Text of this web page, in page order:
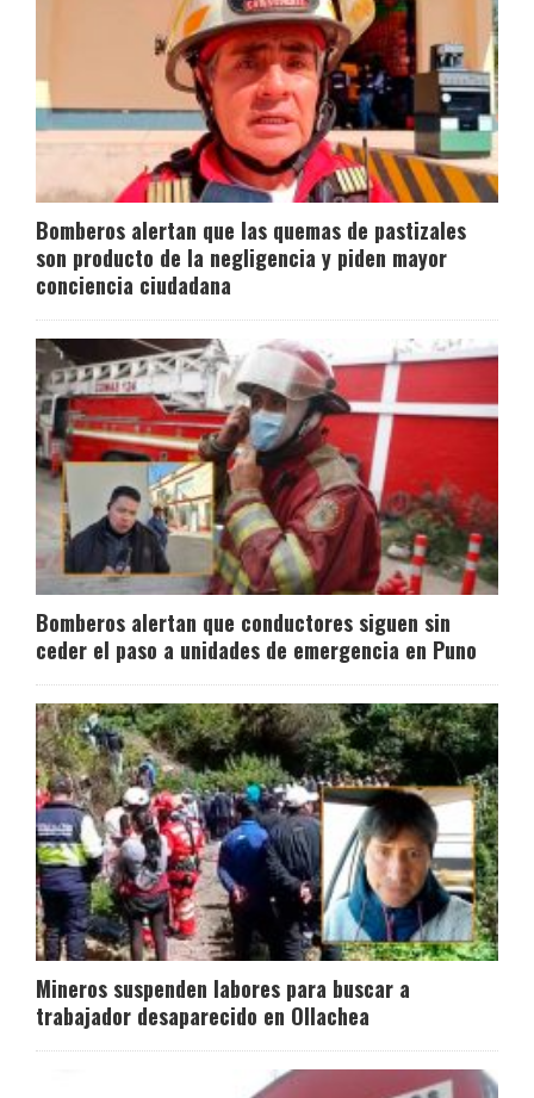
Bomberos alertan que las quemas de pastizales
son producto de la negligencia y piden mayor
conciencia ciudadana
Bomberos alertan que conductores siguen sin
ceder el paso a unidades de emergencia en Puno
Mineros suspenden labores para buscar a
trabajador desaparecido en Ollachea